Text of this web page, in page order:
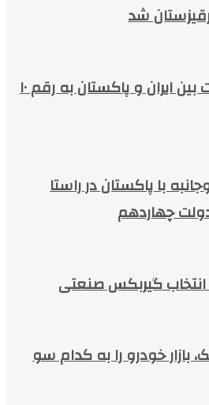
شد
افزایش حجم تجارت بین ایران و پاکستان به رقم ۱۰
با پاکستان در راستا
چهاردهم
گیربکس صنعتی
بازار خودرو را به کدام سو